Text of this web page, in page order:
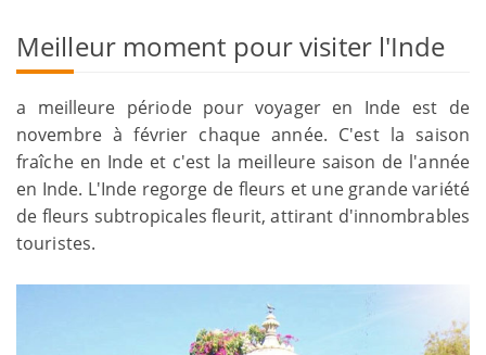
Meilleur moment pour visiter l'Inde
a meilleure période pour voyager en Inde est de
novembre à février chaque année. C'est la saison
fraîche en Inde et c'est la meilleure saison de l'année
en Inde. L'Inde regorge de fleurs et une grande variété
de fleurs subtropicales fleurit, attirant d'innombrables
touristes.